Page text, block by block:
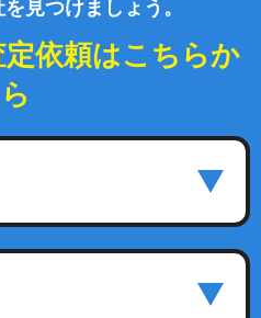
見つけましょう。
依頼はこちらか
ら